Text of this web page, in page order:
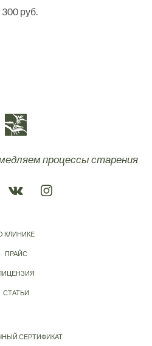
300 руб.
процессы старения
КЛИНИКЕ
ПРАЙС
СТАТЬИ
СЕРТИФИКАТ